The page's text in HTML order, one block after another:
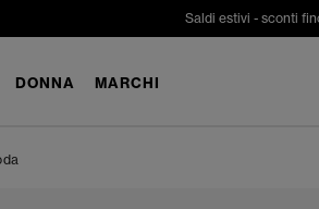
Saldi estivi - sconti
DONNA MARCHI